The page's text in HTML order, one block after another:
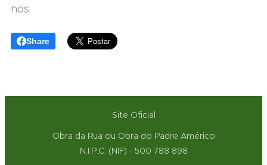
nos.
Share
Site Oficial
Obra da Rua ou Obra do Padre Américo
N.I.P.C. (NIF) - 500 788 898